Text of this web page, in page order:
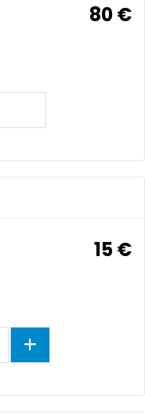
80 €
15 €